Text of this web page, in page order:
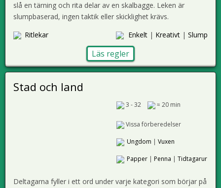
slå en tärning och rita delar av en skalbagge. Leken är
slumpbaserad, ingen taktik eller skicklighet krävs.
Ritlekar
Enkelt | Kreativt | Slump
Läs regler
Stad och land
3 - 32 ≈ 20 min
Vissa förberedelser
Ungdom | Vuxen
Papper| Penna | Tidtagarur
Deltagarna fyller i ett ord under varje kategori som börjar på